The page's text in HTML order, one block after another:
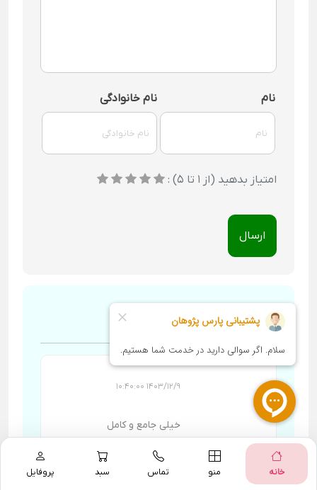
خانه منو تماس سبد پروفایل
نام نام خانوادگی
امتیاز بدهید (از 1 تا 5) :
ارسال
1 دیدگاه
1403/12/9 10:40:00
خیلی جامع و کامل